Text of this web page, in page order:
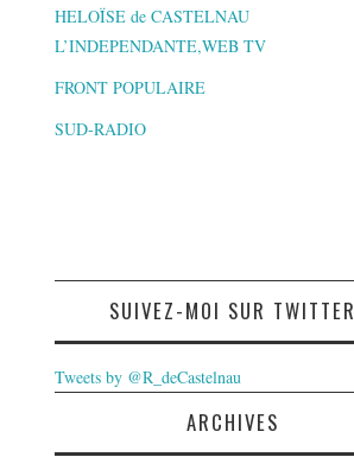
HELOÏSE de CASTELNAU
L’INDEPENDANTE,WEB TV
FRONT POPULAIRE
SUD-RADIO
SUIVEZ-MOI SUR TWITTER
Tweets by @R_deCastelnau
ARCHIVES